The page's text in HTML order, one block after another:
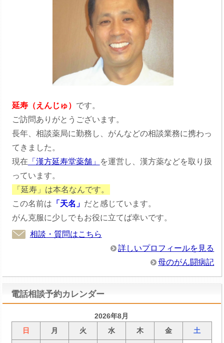
延寿（えんじゅ） です。
ご訪問ありがとうございます。
長年、相談薬局に勤務し、がんなどの相談業務に携わっ
てきました。
現在 「漢方延寿堂薬舗」
を運営し、漢方薬などを取り扱
っています。
「延寿」は本名なんです。
この名前は 「天名」 だと感じています。
がん克服に少しでもお役に立てば幸いです。
相談・質問はこちら
詳しいプロフィールを見る
母のがん闘病記
電話相談予約カレンダー
2026年8月
日
月 火 水 木 金 土